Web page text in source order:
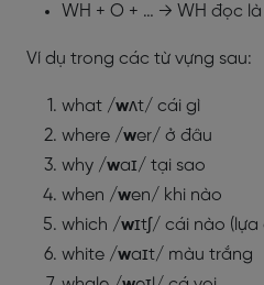
WH + O + … → WH đọc
Ví dụ trong các từ vựng sau:
what /wʌt/ cái gì
where /wer/ ở đâu
why /waɪ/ tại sao
when /wen/ khi nào
which /wɪtʃ/ cái nào (lựa
white /waɪt/ màu trắng